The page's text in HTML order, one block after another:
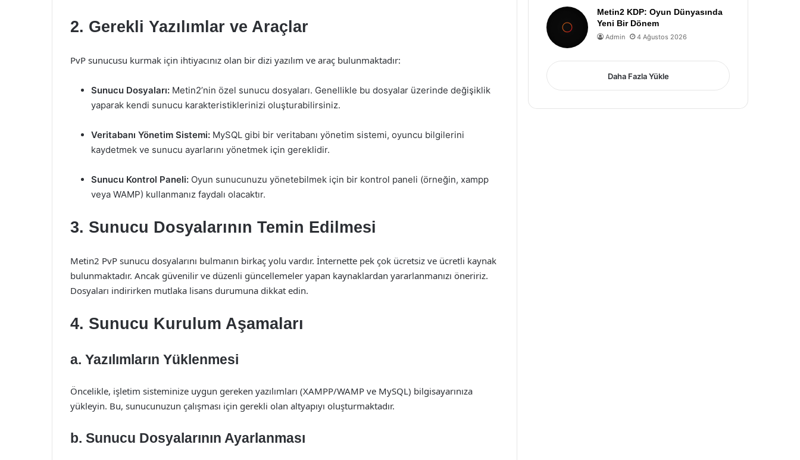
2. Gerekli Yazılımlar ve Araçlar
PvP sunucusu kurmak için ihtiyacınız olan bir dizi yazılım ve araç bulunmaktadır:
Sunucu Dosyaları: Metin2’nin özel sunucu dosyaları. Genellikle bu dosyalar üzerinde değişiklik
yaparak kendi sunucu karakteristiklerinizi oluşturabilirsiniz.
Veritabanı Yönetim Sistemi: MySQL gibi bir veritabanı yönetim sistemi, oyuncu bilgilerini
kaydetmek ve sunucu ayarlarını yönetmek için gereklidir.
Sunucu Kontrol Paneli: Oyun sunucunuzu yönetebilmek için bir kontrol paneli (örneğin, xampp
veya WAMP) kullanmanız faydalı olacaktır.
3. Sunucu Dosyalarının Temin Edilmesi
Metin2 PvP sunucu dosyalarını bulmanın birkaç yolu vardır. İnternette pek çok ücretsiz ve ücretli kaynak
bulunmaktadır. Ancak güvenilir ve düzenli güncellemeler yapan kaynaklardan yararlanmanızı öneririz.
Dosyaları indirirken mutlaka lisans durumuna dikkat edin.
4. Sunucu Kurulum Aşamaları
a. Yazılımların Yüklenmesi
Öncelikle, işletim sisteminize uygun gereken yazılımları (XAMPP/WAMP ve MySQL) bilgisayarınıza
yükleyin. Bu, sunucunuzun çalışması için gerekli olan altyapıyı oluşturmaktadır.
b. Sunucu Dosyalarının Ayarlanması
Metin2 KDP: Oyun Dünyasında
Yeni Bir Dönem
Admin 4 Ağustos 2026
Daha Fazla Yükle